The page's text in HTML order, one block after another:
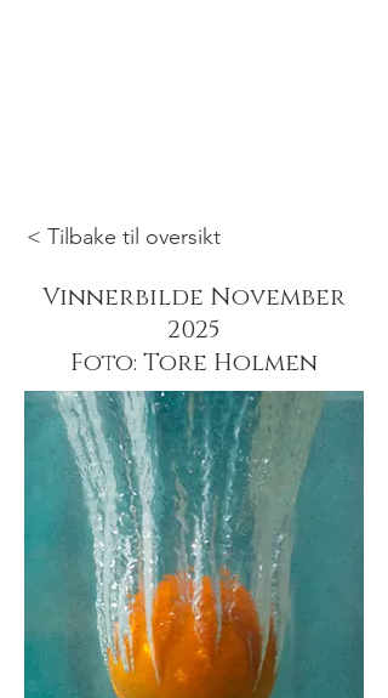
< Tilbake til oversikt
Vinnerbilde November
2025
Foto: Tore Holmen